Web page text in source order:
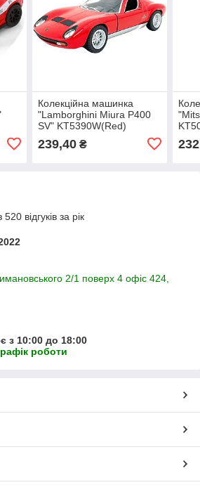
Колекційна машинка
"Lamborghini Miura P400
SV" KT5390W(Red)
239,40₴
відгуків за рік
2/1 поверх 4 офіс 424,
з 10:00 до 18:00
роботи